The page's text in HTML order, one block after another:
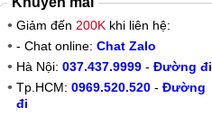
Giảm đến 200Kkhi liên hệ:
- Chat online: Chat Zalo
Hà Nội: 037.437.9999- Đường đi
Tp.HCM: 0969.520.520- Đường
đi